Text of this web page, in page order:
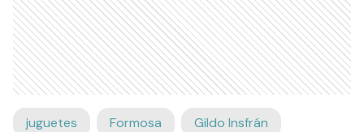
juguetes Formosa Gildo Insfrán